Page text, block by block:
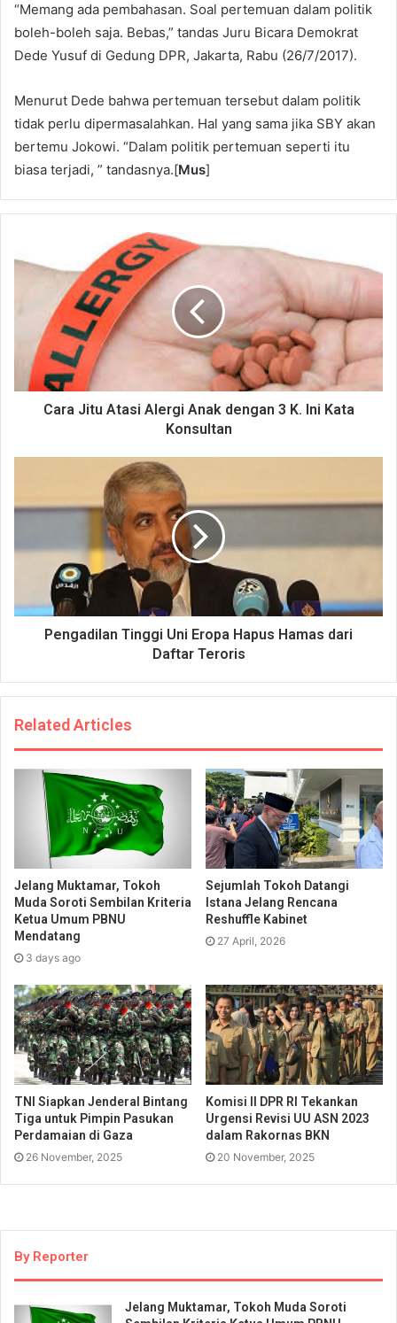
“Memang ada pembahasan. Soal pertemuan dalam politik
boleh-boleh saja. Bebas,” tandas Juru Bicara Demokrat
Dede Yusuf di Gedung DPR, Jakarta, Rabu (26/7/2017).
Menurut Dede bahwa pertemuan tersebut dalam politik
tidak perlu dipermasalahkan. Hal yang sama jika SBY akan
bertemu Jokowi. “Dalam politik pertemuan seperti itu
biasa terjadi, ” tandasnya.[Mus]
Cara Jitu Atasi Alergi Anak dengan 3 K. Ini Kata
Konsultan
Pengadilan Tinggi Uni Eropa Hapus Hamas dari
Daftar Teroris
Related Articles
Jelang Muktamar, Tokoh
Muda Soroti Sembilan Kriteria
Ketua Umum PBNU
Mendatang
3 days ago
Sejumlah Tokoh Datangi
Istana Jelang Rencana
Reshuffle Kabinet
27 April, 2026
TNI Siapkan Jenderal Bintang
Tiga untuk Pimpin Pasukan
Perdamaian di Gaza
26 November, 2025
Komisi II DPR RI Tekankan
Urgensi Revisi UU ASN 2023
dalam Rakornas BKN
20 November, 2025
By Reporter
Jelang Muktamar, Tokoh Muda Soroti